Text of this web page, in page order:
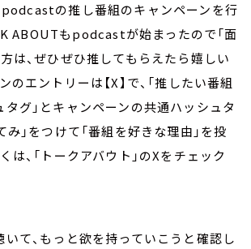
podcastの推し番組のキャンペーンを行
ABOUTもpodcastが始まったので「面
は、ぜひぜひ推してもらえたら嬉しい
のエントリーは【X】で、「推したい番組
グ」とキャンペーンの共通ハッシュタ
み」をつけて「番組を好きな理由」を投
は、「トークアバウト」のXをチェック
て、もっと欲を持っていこうと確認し